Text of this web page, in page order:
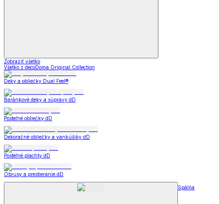
Zobraziť všetko
Všetko z decoDoma Original Collection
Deky a obliečky Dual Feel®
Baránkové deky a súpravy dD
Posteľné obliečky dD
Dekoračné obliečky a vankúšiky dD
Posteľné plachty dD
Obrusy a prestieranie dD
Spálňa